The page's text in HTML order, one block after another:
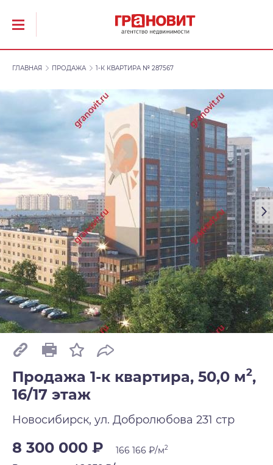
ГЛАВНАЯ ПРОДАЖА 1-К КВАРТИРА № 287567
Продажа 1-к квартира, 50,0 м2,
16/17 этаж
Новосибирск, ул. Добролюбова 231 стр
8 300 000 ₽ 166 166 ₽/м2